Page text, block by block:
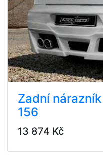
Zadní
156
13 874 Kč